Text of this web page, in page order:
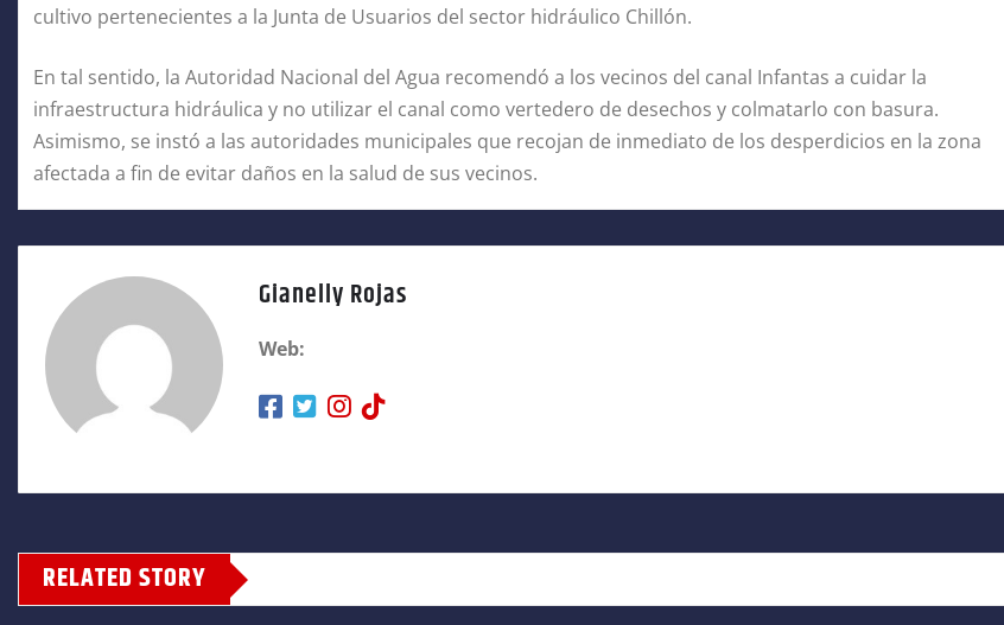
cultivo pertenecientes a la Junta de Usuarios del sector hidráulico Chillón.
En tal sentido, la Autoridad Nacional del Agua recomendó a los vecinos del canal Infantas a cuidar la
infraestructura hidráulica y no utilizar el canal como vertedero de desechos y colmatarlo con basura.
Asimismo, se instó a las autoridades municipales que recojan de inmediato de los desperdicios en la zona
afectada a fin de evitar daños en la salud de sus vecinos.
Gianelly Rojas
Web:
RELATED STORY